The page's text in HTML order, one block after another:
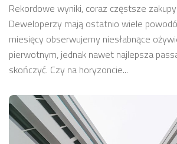
Rekordowe wyniki, coraz częstsze
Deweloperzy mają ostatnio wiele
miesięcy obserwujemy niesłabnące
pierwotnym, jednak nawet najlepsza
skończyć. Czy na horyzoncie...